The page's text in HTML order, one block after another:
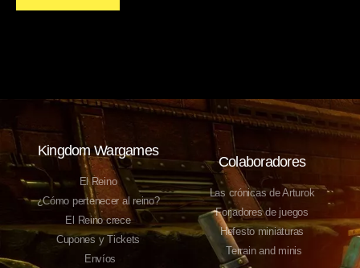
Kingdom Wargames
El Reino
¿Cómo pertenecer al reino?
El Reino crece
Cupones y Tickets
Envíos
Colaboradores
Las crónicas de Arturok
Forjadores de juegos
Hefesto miniaturas
Terrain and minis